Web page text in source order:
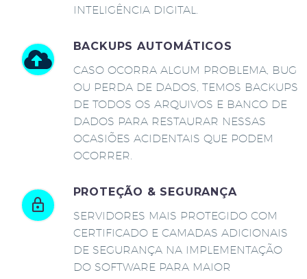
INTELIGÊNCIA DIGITAL.
BACKUPS AUTOMÁTICOS
CASO OCORRA ALGUM PROBLEMA, BUG
OU PERDA DE DADOS, TEMOS BACKUPS
DE TODOS OS ARQUIVOS E BANCO DE
DADOS PARA RESTAURAR NESSAS
OCASIÕES ACIDENTAIS QUE PODEM
OCORRER.
PROTEÇÃO & SEGURANÇA
SERVIDORES MAIS PROTEGIDO COM
CERTIFICADO E CAMADAS ADICIONAIS
DE SEGURANÇA NA IMPLEMENTAÇÃO
DO SOFTWARE PARA MAIOR